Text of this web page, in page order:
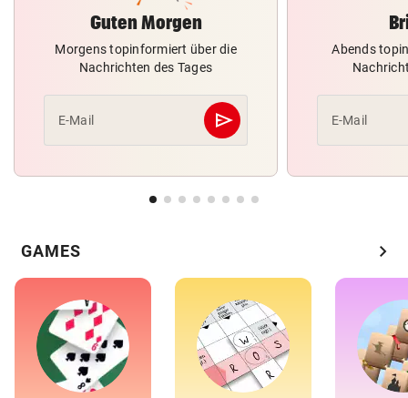
Guten Morgen
Morgens topinformiert über die
Nachrichten des Tages
E-Mail send
Abschicken
Abends
E-Mail
GAMES chevron_right